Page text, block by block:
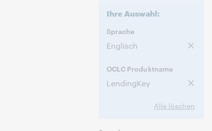
Ihre Auswahl:
Sprache
Englisch
OCLC Produktname
LendingKey
Alle löschen